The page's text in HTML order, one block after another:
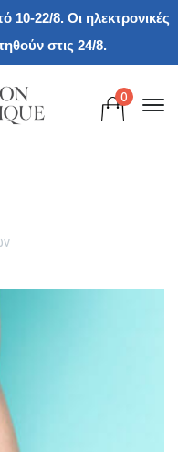
10-22/8. Οι ηλεκτρονικές
στις 24/8.
0